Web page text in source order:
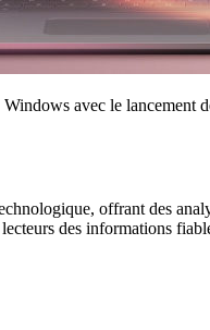
avec le
offrant des
des informations